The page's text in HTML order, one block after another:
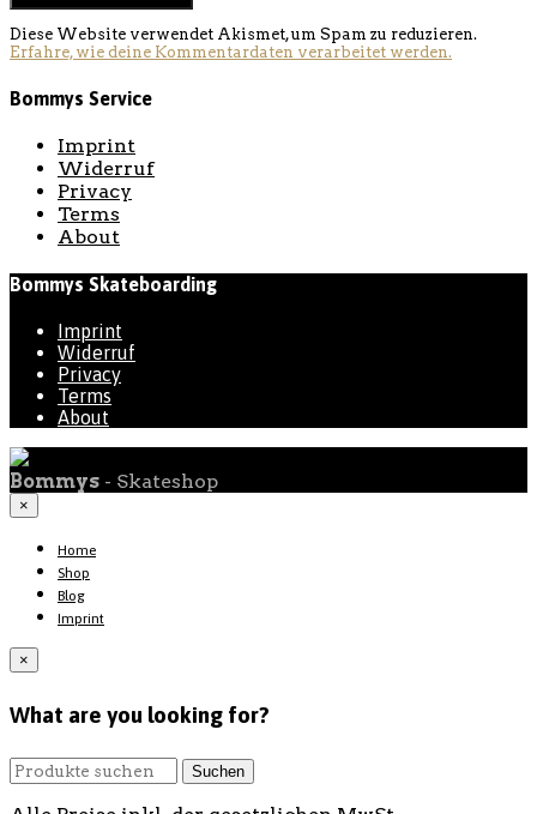
Diese Website verwendet Akismet, um Spam zu reduzieren.
Erfahre, wie deine Kommentardaten verarbeitet werden.
Bommys Service
Imprint
Widerruf
Privacy
Terms
About
Bommys Skateboarding
Imprint
Widerruf
Privacy
Terms
About
Bommys - Skateshop
×
Home
Shop
Blog
Imprint
×
What are you looking for?
Suche
nach:
Suchen